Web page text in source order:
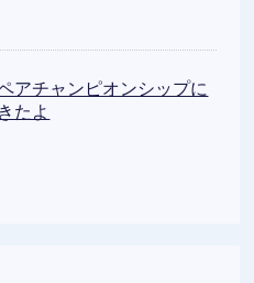
アチャンピオンシップに
たよ